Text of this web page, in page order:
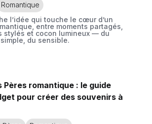
Romantique
l’idée qui touche le cœur d’un
entre moments partagés,
stylés et cocon lumineux — du
du sensible.
Pères romantique : le guide
pour créer des souvenirs à